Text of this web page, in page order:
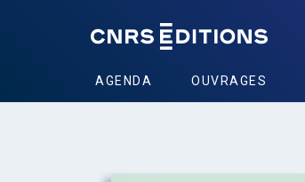
AGENDA OUVRAGES